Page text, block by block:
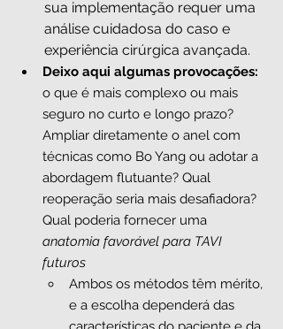
sua implementação requer uma
análise cuidadosa do caso e
experiência cirúrgica avançada.
Deixo aqui algumas provocações:
o que é mais complexo ou mais
seguro no curto e longo prazo?
Ampliar diretamente o anel com
técnicas como Bo Yang ou adotar a
abordagem flutuante? Qual
reoperação seria mais desafiadora?
Qual poderia fornecer uma
anatomia favorável para TAVI
futuros
Ambos os métodos têm mérito,
e a escolha dependerá das